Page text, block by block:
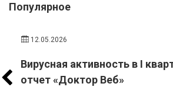
Популярное
12.05.2026
Вирусная активность в I
отчет «Доктор Веб»